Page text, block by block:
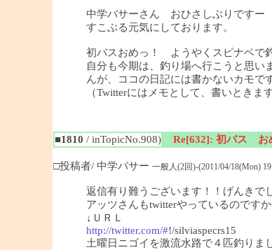
中学バサーさん おひさしぶりですー
すこぶる元気にしております。
初バスおめっ！ ようやくスピナベで
自分も今期は、釣り場へ行こうと思い
んが、ココの日記には書かないカモで
（Twitterにはメモとして、書いときま
■1810 / inTopicNo.908)
Re[632]: 初バス お
□投稿者/ 中学バサー 一般人(2回)-(2011/04/18(Mon)
返信有り難うございます！！げんきで
アッツさんもtwitterやっているのです
↓ＵＲＬ
http://twitter.com/#!/silviaspecrs15
土曜日ニゴイを激流水路で４匹釣りま